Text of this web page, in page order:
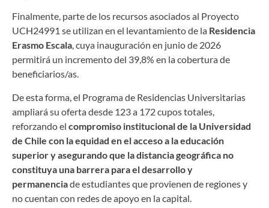
Finalmente, parte de los recursos asociados al Proyecto
UCH24991 se utilizan en el levantamiento de la Residencia
Erasmo Escala, cuya inauguración en junio de 2026
permitirá un incremento del 39,8% en la cobertura de
beneficiarios/as.
De esta forma, el Programa de Residencias Universitarias
ampliará su oferta desde 123 a 172 cupos totales,
reforzando el compromiso institucional de la Universidad
de Chile con la equidad en el acceso a la educación
superior y asegurando que la distancia geográfica no
constituya una barrera para el desarrollo y
permanenciade estudiantes que provienen de regiones y
no cuentan con redes de apoyo en la capital.